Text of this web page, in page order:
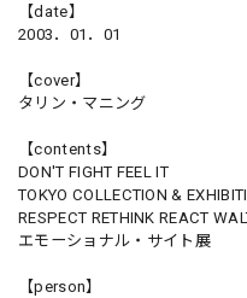
【date】
2003．01．01
【cover】
タリン・マニング
【contents】
DON'T FIGHT FEEL IT
TOKYO COLLECTION &
RESPECT RETHINK REACT
エモーショナル・サイト展
【person】